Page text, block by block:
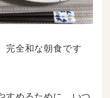
完全和な朝食です